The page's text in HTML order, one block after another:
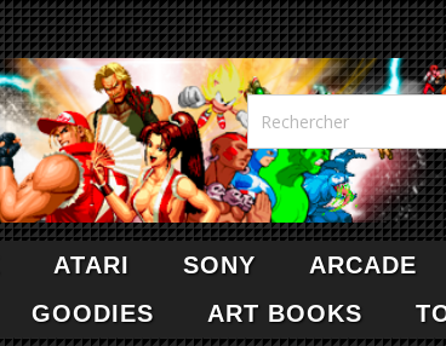
ATARI SONY
ARCADE
GOODIES ART BOOKS